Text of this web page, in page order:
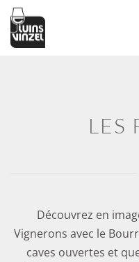
Passer au contenu
LES
Découvrez en
Vignerons avec le
caves ouvertes et